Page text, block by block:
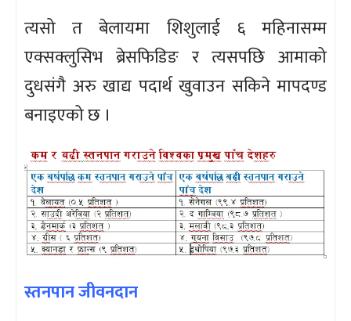
त्यसो त बेलायमा शिशुलाई ६ महिनासम्म
एक्सक्लुसिभ ब्रेसफिडिङ र त्यसपछि आमाको
दुधसंगै अरु खाद्य पदार्थ खुवाउन सकिने मापदण्ड
बनाइएको छ ।
स्तनपान जीवनदान